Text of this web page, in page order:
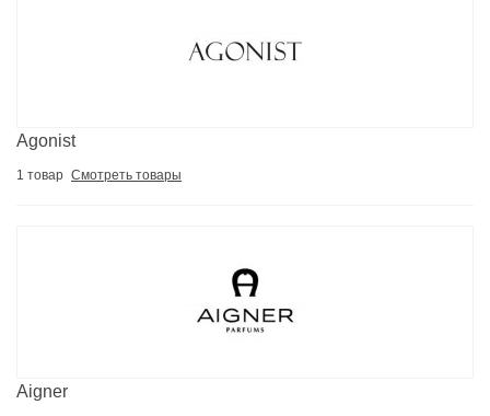
Agonist
1 товар Смотреть товары
Aigner